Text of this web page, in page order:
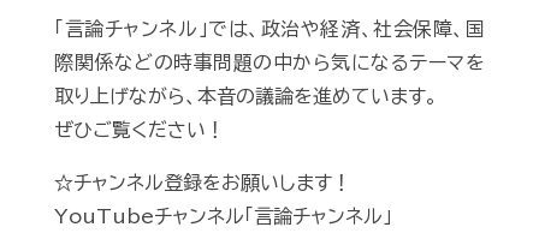
「言論チャンネル」では、政治や経済、社会保障、国
際関係などの時事問題の中から気になるテーマを
取り上げながら、本音の議論を進めています。
ぜひご覧ください！
☆チャンネル登録をお願いします！
YouTubeチャンネル「言論チャンネル」